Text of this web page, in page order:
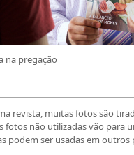
na pregação
revista, muitas fotos são
fotos não utilizadas vão para
podem ser usadas em outros